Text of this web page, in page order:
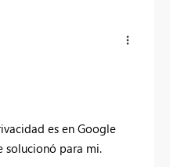
es en Google
solucionó para mi.